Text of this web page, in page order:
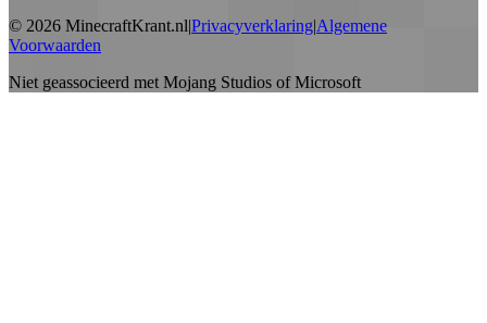
© 2026 MinecraftKrant.nl|Privacyverklaring|Algemene
Voorwaarden
Niet geassocieerd met Mojang Studios of Microsoft